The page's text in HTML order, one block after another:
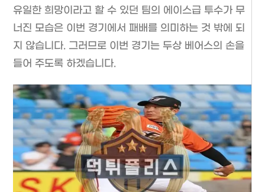
유일한 희망이라고 할 수 있던 팀의 에이스급 투수가 무
너진 모습은 이번 경기에서 패배를 의미하는 것 밖에 되
지 않습니다. 그러므로 이번 경기는 두상 베어스의 손을
들어 주도록 하겠습니다.